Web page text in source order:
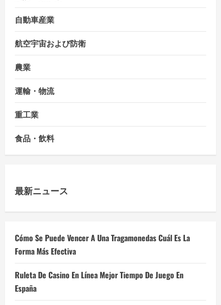
自動車産業
航空宇宙および防衛
農業
運輸・物流
重工業
食品・飲料
最新ニュース
Cómo Se Puede Vencer A Una Tragamonedas Cuál Es La
Forma Más Efectiva
Ruleta De Casino En Línea Mejor Tiempo De Juego En
España